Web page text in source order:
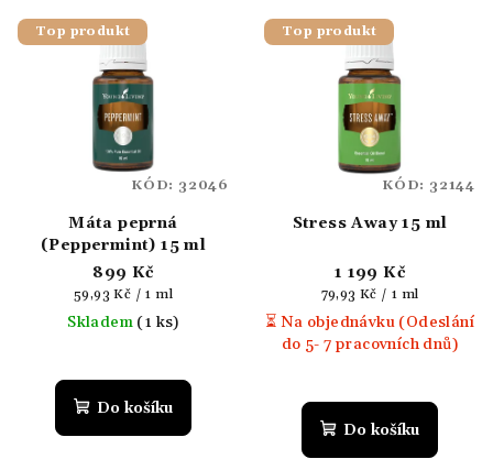
Top produkt
Máta peprná
(Peppermint) 15 ml
899 Kč
Měrná
cena:
59,93 Kč / 1 ml
Skladem (1 ks)
hodnocení
produktu
Do košíku
KÓD: 32046
Top produkt
Stress Away 15 ml
1 199 Kč
Měrná
cena:
79,93 Kč / 1 ml
⏳ Na objednávku (Odeslání
do 5- 7 pracovních dnů)
Do košíku
KÓD: 32144